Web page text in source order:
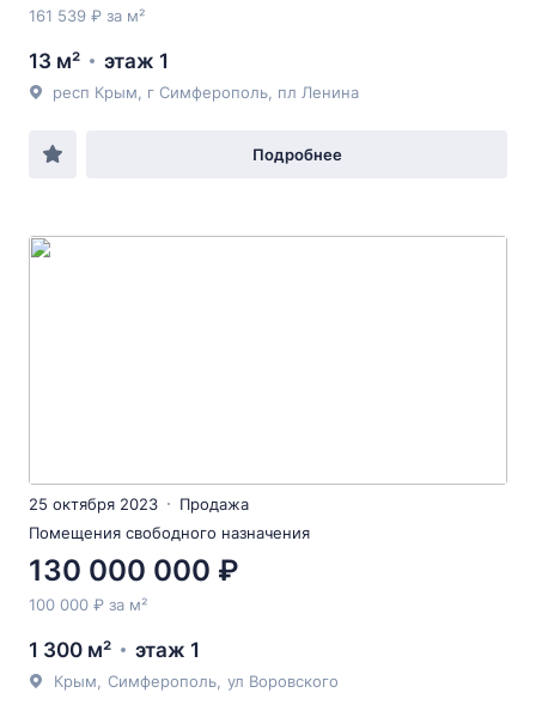
161 539 ₽ за м²
13 м² этаж 1
респ Крым, г Симферополь, пл Ленина
Подробнее
25 октября 2023
Продажа
Помещения свободного назначения
130 000 000 ₽
100 000 ₽ за м²
1 300 м² этаж 1
Крым Симферополь ул Воровского